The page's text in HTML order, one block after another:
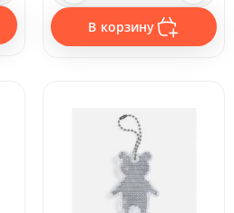
В корзину